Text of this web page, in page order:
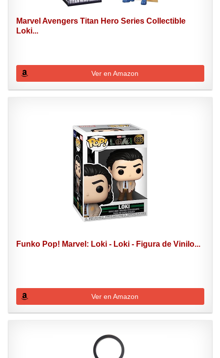
Marvel Avengers Titan Hero Series Collectible
Loki...
Ver en Amazon
Funko Pop! Marvel: Loki - Loki - Figura de Vinilo...
Ver en Amazon